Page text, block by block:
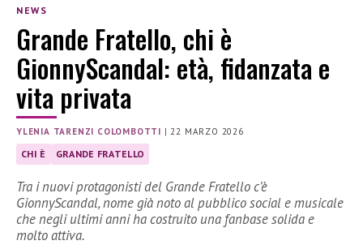
NEWS
Grande Fratello, chi è
GionnyScandal: età, fidanzata e
vita privata
YLENIA TARENZI COLOMBOTTI |22 MARZO 2026
CHI È GRANDE FRATELLO
Tra i nuovi protagonisti del Grande Fratello c’è
GionnyScandal, nome già noto al pubblico social e musicale
che negli ultimi anni ha costruito una fanbase solida e
molto attiva.